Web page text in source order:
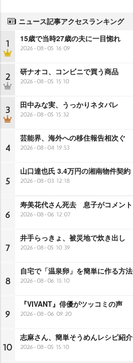
ニュース記事アクセスランキング
1 15歳で当時27歳の夫に一目惚れ
2026-08-05 16:09
2 研ナオコ、コンビニで買う商品
2026-08-05 15:10
3 田中みな実、うっかりネタバレ
2026-08-05 15:32
4
芸能界、海外への移住報告相次ぐ
2026-08-04 19:53
5
山口達也氏 3.4万円の湘南物件契約
2026-08-03 12:18
6
寿美花代さん死去 息子がコメント
2026-08-06 12:07
7
井手らっきょ、被災地で炊き出し
2026-08-05 10:39
8
自宅で「温泉卵」を簡単に作る方法
2026-08-06 15:10
9
『VIVANT』俳優がツッコミの声
2026-08-06 09:20
10
志麻さん、簡単そうめんレシピ紹介
2026-08-05 15:10